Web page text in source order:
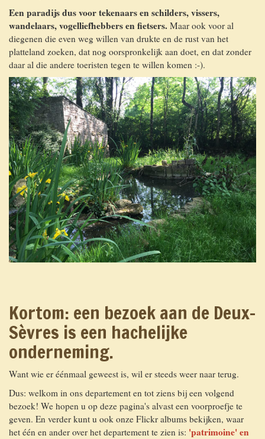
Een paradijs dus voor tekenaars en schilders, vissers,
wandelaars, vogelliefhebbers en fietsers. Maar ook voor al
diegenen die even weg willen van drukte en de rust van het
platteland zoeken, dat nog oorspronkelijk aan doet, en dat zonder
daar al die andere toeristen tegen te willen komen :-).
Kortom: een bezoek aan de Deux-
Sèvres is een hachelijke
onderneming.
Want wie er éénmaal geweest is, wil er steeds weer naar terug.
Dus: welkom in ons departement en tot ziens bij een volgend
bezoek! We hopen u op deze pagina's alvast een voorproefje te
geven. En verder kunt u ook onze Flickr albums bekijken, waar
het één en ander over het departement te zien is: 'patrimoine' en